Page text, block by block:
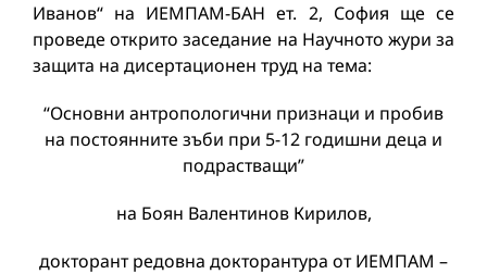
Иванов“ на ИЕМПАМ-БАН ет. 2, София ще се
проведе открито заседание на Научното жури за
защита на дисертационен труд на тема:
“Основни антропологични признаци и пробив
на постоянните зъби при 5-12 годишни деца и
подрастващи”
на Боян Валентинов Кирилов,
докторант редовна докторантура от ИЕМПАМ –